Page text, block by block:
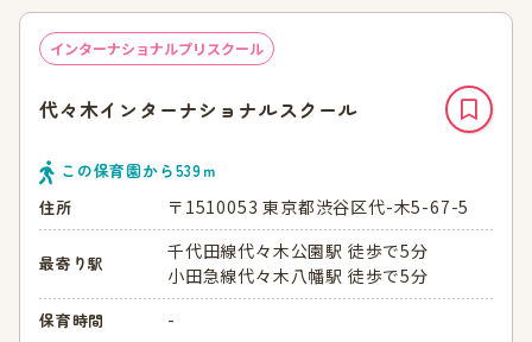
インターナショナルプリスクール
代々木インターナショナルスクール
この保育園から539ｍ
住所
〒1510053 東京都渋谷区代-木5-67-5
最寄り駅
千代田線代々木公園駅 徒歩で5分
小田急線代々木八幡駅 徒歩で5分
保育時間 -